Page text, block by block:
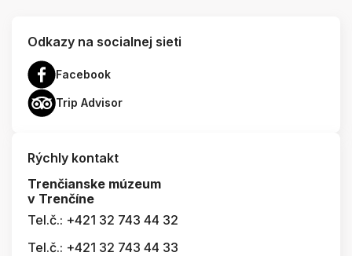
Odkazy na socialnej sieti
Facebook
Trip Advisor
Rýchly kontakt
Trenčianske múzeum
v Trenčíne
Tel.č.: +421 32 743 44 32
Tel.č.: +421 32 743 44 33